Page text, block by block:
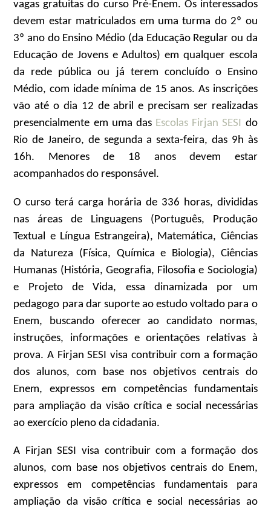
vagas gratuitas do curso Pré-Enem. Os interessados
devem estar matriculados em uma turma do 2º ou
3º ano do Ensino Médio (da Educação Regular ou da
Educação de Jovens e Adultos) em qualquer escola
da rede pública ou já terem concluído o Ensino
Médio, com idade mínima de 15 anos. As inscrições
vão até o dia 12 de abril e precisam ser realizadas
presencialmente em uma das Escolas Firjan SESI do
Rio de Janeiro, de segunda a sexta-feira, das 9h às
16h. Menores de 18 anos devem estar
acompanhados do responsável.
O curso terá carga horária de 336 horas, divididas
nas áreas de Linguagens (Português, Produção
Textual e Língua Estrangeira), Matemática, Ciências
da Natureza (Física, Química e Biologia), Ciências
Humanas (História, Geografia, Filosofia e Sociologia)
e Projeto de Vida, essa dinamizada por um
pedagogo para dar suporte ao estudo voltado para o
Enem, buscando oferecer ao candidato normas,
instruções, informações e orientações relativas à
prova. A Firjan SESI visa contribuir com a formação
dos alunos, com base nos objetivos centrais do
Enem, expressos em competências fundamentais
para ampliação da visão crítica e social necessárias
ao exercício pleno da cidadania.
A Firjan SESI visa contribuir com a formação dos
alunos, com base nos objetivos centrais do Enem,
expressos em competências fundamentais para
ampliação da visão crítica e social necessárias ao